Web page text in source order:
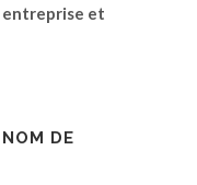
et
DE